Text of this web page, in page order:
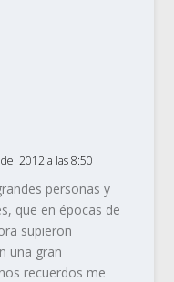
2012 a las 8:50
personas y
que en épocas de
supieron
una gran
recuerdos me